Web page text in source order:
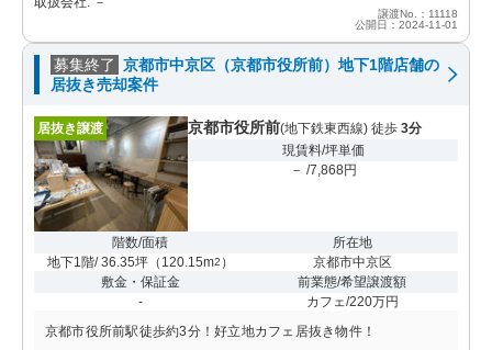
譲渡No.：11118
公開日：2024-11-01
募集終了 京都市中京区（京都市役所前）地下1階店舗の
居抜き売却案件
居抜き譲渡 京都市役所前(地下鉄東西線) 徒歩 3分
現賃料/坪単価
－ /7,868円
階数/面積
地下1階/ 36.35坪（ 120.15m2 ）
所在地
京都市中京区
敷金・保証金
-
前業態/希望譲渡額
カフェ/220万円
京都市役所前駅徒歩約3分！好立地カフェ居抜き物件！